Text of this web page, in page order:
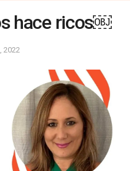
hace ricos￼
2022